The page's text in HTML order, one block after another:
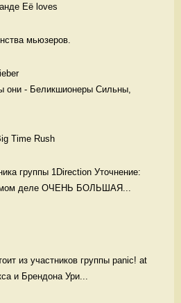
Её loves
мьюзеров.
они - Беликшионеры Сильны,
Time Rush
группы 1Direction Уточнение:
деле ОЧЕНЬ БОЛЬШАЯ...
из участников группы panic! at
и Брендона Ури...